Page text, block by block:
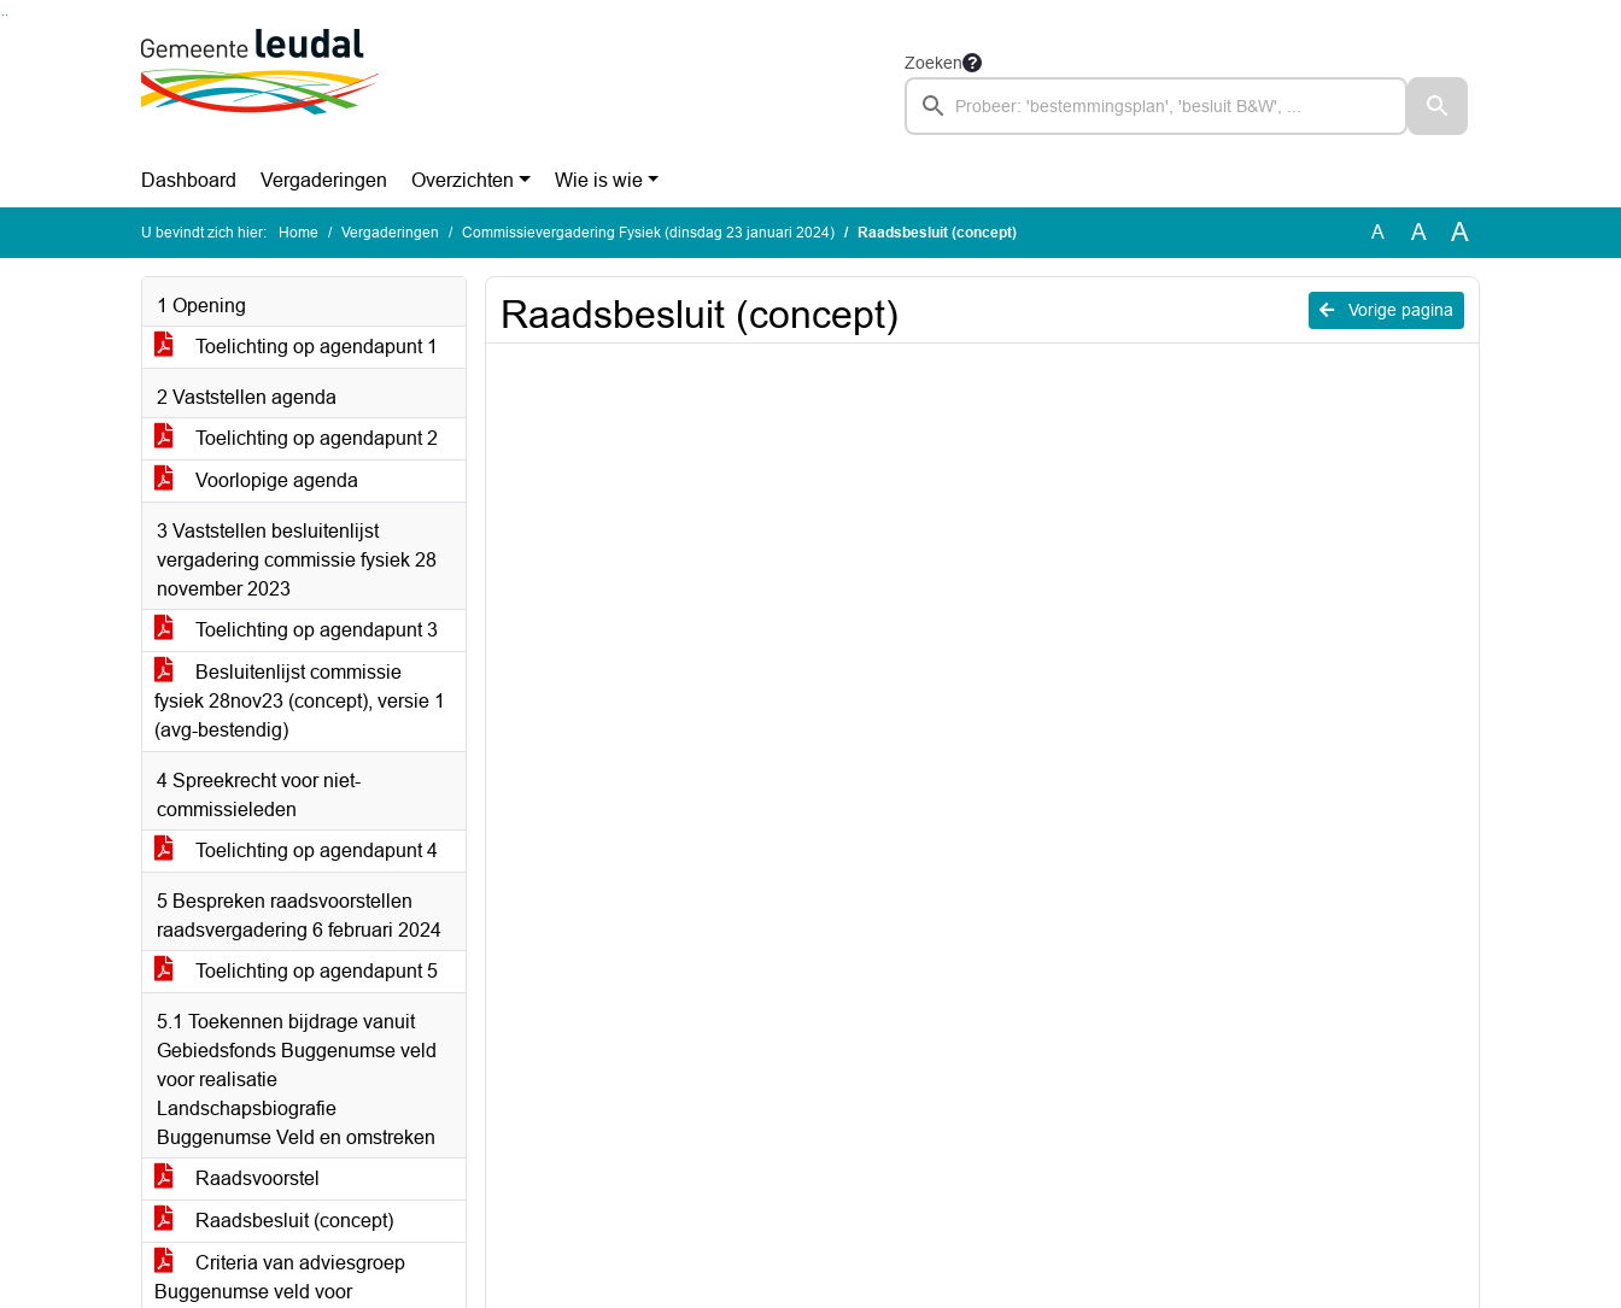
Ga naar de inhoud van deze pagina
Zoeken
Dashboard Vergaderingen Overzichten Wie is wie
U bevindt zich hier: Home Vergaderingen Commissievergadering Fysiek (dinsdag 23 januari 2024) Raadsbesluit (concept) A A A
1 Opening
Toelichting op agendapunt 1
2 Vaststellen agenda
Toelichting op agendapunt 2
Voorlopige agenda
3 Vaststellen besluitenlijst
vergadering commissie fysiek 28
november 2023
Toelichting op agendapunt 3
Besluitenlijst commissie
fysiek 28nov23 (concept), versie 1
(avg-bestendig)
4 Spreekrecht voor niet-
commissieleden
Toelichting op agendapunt 4
5 Bespreken raadsvoorstellen
raadsvergadering 6 februari 2024
Toelichting op agendapunt 5
5.1 Toekennen bijdrage vanuit
Gebiedsfonds Buggenumse veld
voor realisatie
Landschapsbiografie
Buggenumse Veld en omstreken
Raadsvoorstel
Raadsbesluit (concept)
Criteria van adviesgroep
Buggenumse veld voor
Vorige pagina
Raadsbesluit (concept)